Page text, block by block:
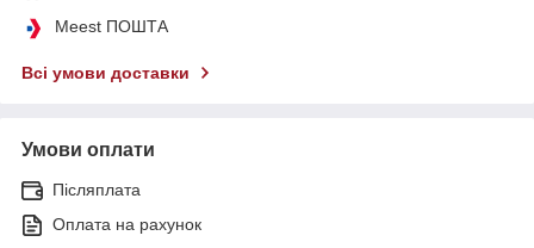
Meest ПОШТА
Всі умови доставки
Умови оплати
Післяплата
Оплата на рахунок